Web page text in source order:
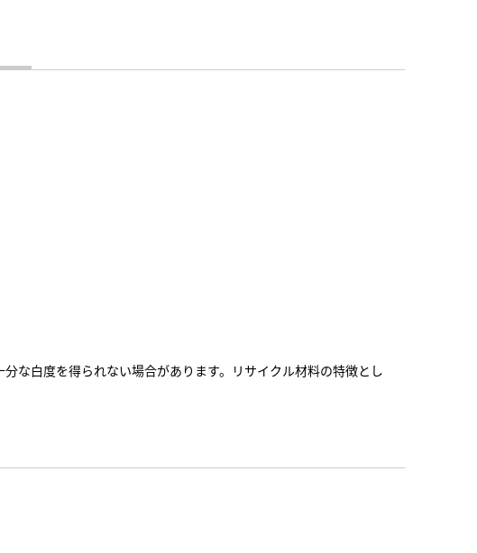
な白度を得られない場合があります。リサイクル材料の特徴とし